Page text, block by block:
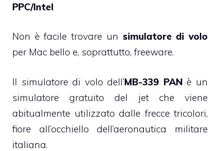
PPC/Intel
Non è facile trovare un simulatore di volo
per Mac bello e, soprattutto, freeware.
Il simulatore di volo dell’MB-339 PAN è un
simulatore gratuito del jet che viene
abitualmente utilizzato dalle frecce tricolori,
fiore all’occhiello dell’aeronautica militare
italiana.